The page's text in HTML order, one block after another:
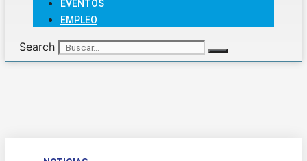
EVENTOS
EMPLEO
Search